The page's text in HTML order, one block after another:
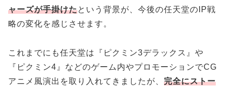
ャーズが手掛けたという背景が、今後の任天堂のIP戦
略の変化を感じさせます。
これまでにも任天堂は『ピクミン3デラックス』や
『ピクミン4』などのゲーム内やプロモーションでCG
アニメ風演出を取り入れてきましたが、 完全にストー